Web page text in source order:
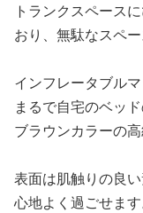
トランクスペース
おり、無駄なスペー
インフレータブル
まるで自宅のベッ
ブラウンカラーの
表面は肌触りの良
心地よく過ごせます